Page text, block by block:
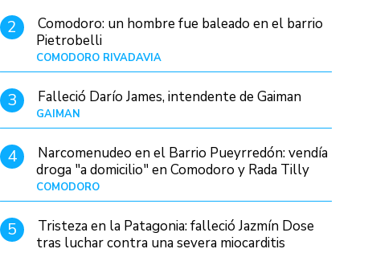
2
Comodoro: un hombre fue baleado en el barrio
Pietrobelli
COMODORO RIVADAVIA
3 Falleció Darío James, intendente de Gaiman
GAIMAN
4
Narcomenudeo en el Barrio Pueyrredón: vendía
droga "a domicilio" en Comodoro y Rada Tilly
COMODORO
5
Tristeza en la Patagonia: falleció Jazmín Dose
tras luchar contra una severa miocarditis